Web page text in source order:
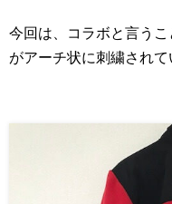
今回は、コラボと言う
がアーチ状に刺繍されて